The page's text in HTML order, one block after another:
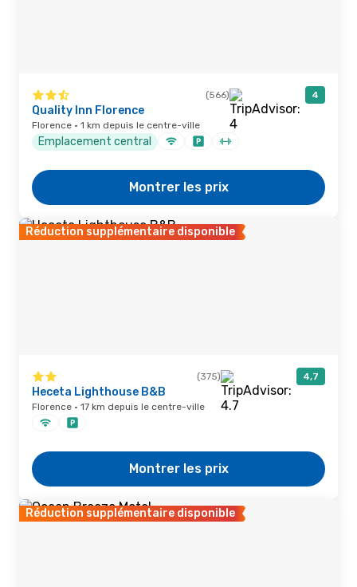
(566) 4
Quality Inn Florence
Florence · 1 km depuis le centre-ville
Emplacement central
Montrer les prix
Réduction supplémentaire disponible
(375) 4,7
Heceta Lighthouse B&B
Florence · 17 km depuis le centre-ville
Montrer les prix
Réduction supplémentaire disponible